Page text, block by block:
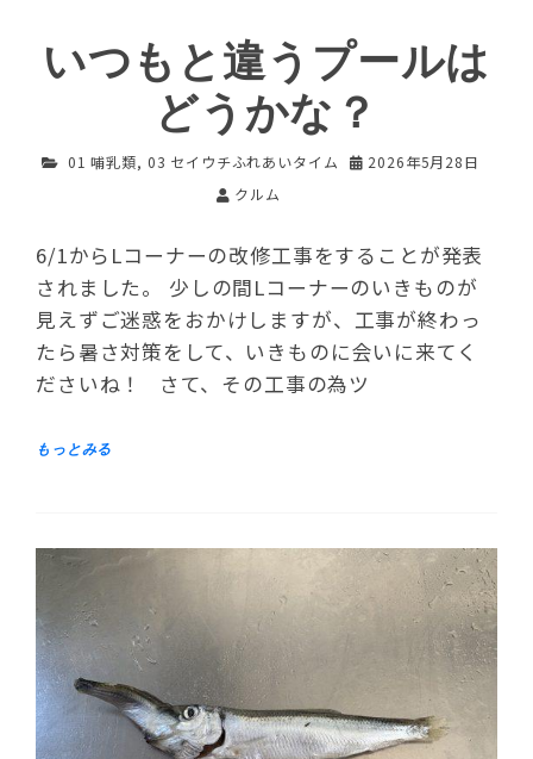
いつもと違うプールは
どうかな？
01 哺乳類, 03 セイウチふれあいタイム
2026年5月28日
クルム
6/1からLコーナーの改修工事をすることが発表
されました。 少しの間Lコーナーのいきものが
見えずご迷惑をおかけしますが、工事が終わっ
たら暑さ対策をして、いきものに会いに来てく
ださいね！ さて、その工事の為ツ